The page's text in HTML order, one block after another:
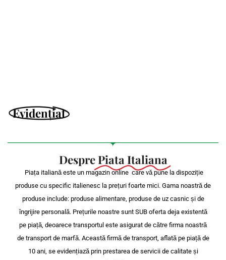
Evidențiat
DesprePiata Italiana
Piața italiană este un magazin online care vă pune la dispoziție
produse cu specific italienesc la prețuri foarte mici. Gama noastră de
produse include: produse alimentare, produse de uz casnic și de
îngrijire personală. Prețurile noastre sunt SUB oferta deja existentă
pe piață, deoarece transportul este asigurat de către firma noastră
de transport de marfă. Această firmă de transport, aflată pe piață de
10 ani, se evidențiază prin prestarea de servicii de calitate și